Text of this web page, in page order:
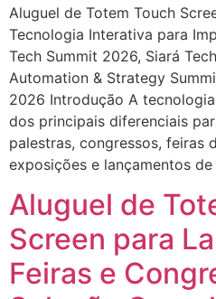
Aluguel de Totem Touch
Tecnologia Interativa para
Tech Summit 2026, Siará
Automation & Strategy
2026 Introdução A
dos principais diferenciais
palestras, congressos, feiras
exposições e lançamentos
Aluguel de
Screen para
Feiras e